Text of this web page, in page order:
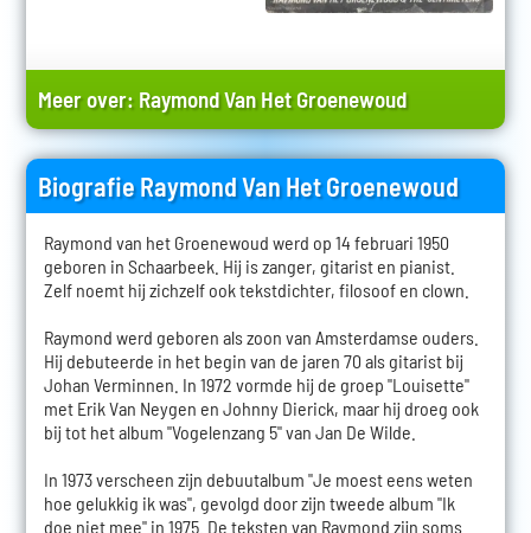
Meer over: Raymond Van Het Groenewoud
Biografie Raymond Van Het Groenewoud
Raymond van het Groenewoud werd op 14 februari 1950
geboren in Schaarbeek. Hij is zanger, gitarist en pianist.
Zelf noemt hij zichzelf ook tekstdichter, filosoof en clown.
Raymond werd geboren als zoon van Amsterdamse ouders.
Hij debuteerde in het begin van de jaren 70 als gitarist bij
Johan Verminnen. In 1972 vormde hij de groep "Louisette"
met Erik Van Neygen en Johnny Dierick, maar hij droeg ook
bij tot het album "Vogelenzang 5" van Jan De Wilde.
In 1973 verscheen zijn debuutalbum "Je moest eens weten
hoe gelukkig ik was", gevolgd door zijn tweede album "Ik
doe niet mee" in 1975. De teksten van Raymond zijn soms